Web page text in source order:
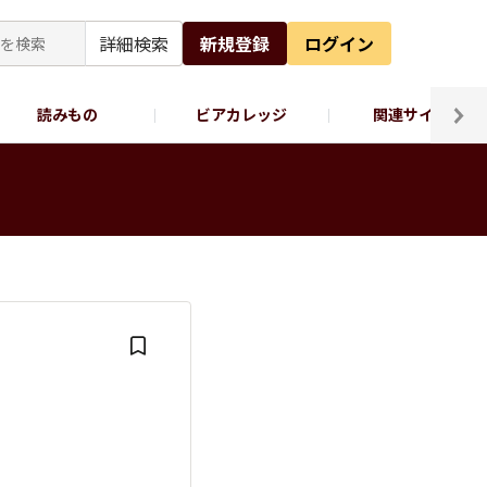
詳細検索 新規登録 ログイン
読みもの ビアカレッジ 関連サイト